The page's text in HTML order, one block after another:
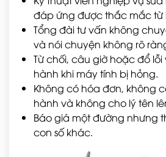
đáp ứng được thắc mắc từ
Tổng đài tư vấn không
và nói chuyện không rõ
Từ chối, câu giờ hoặc đổ
hành khi máy tính bị hỏng.
Không có hóa đơn, không
hành và không cho lý tên
Báo giá một đường nhưng
con số khác.